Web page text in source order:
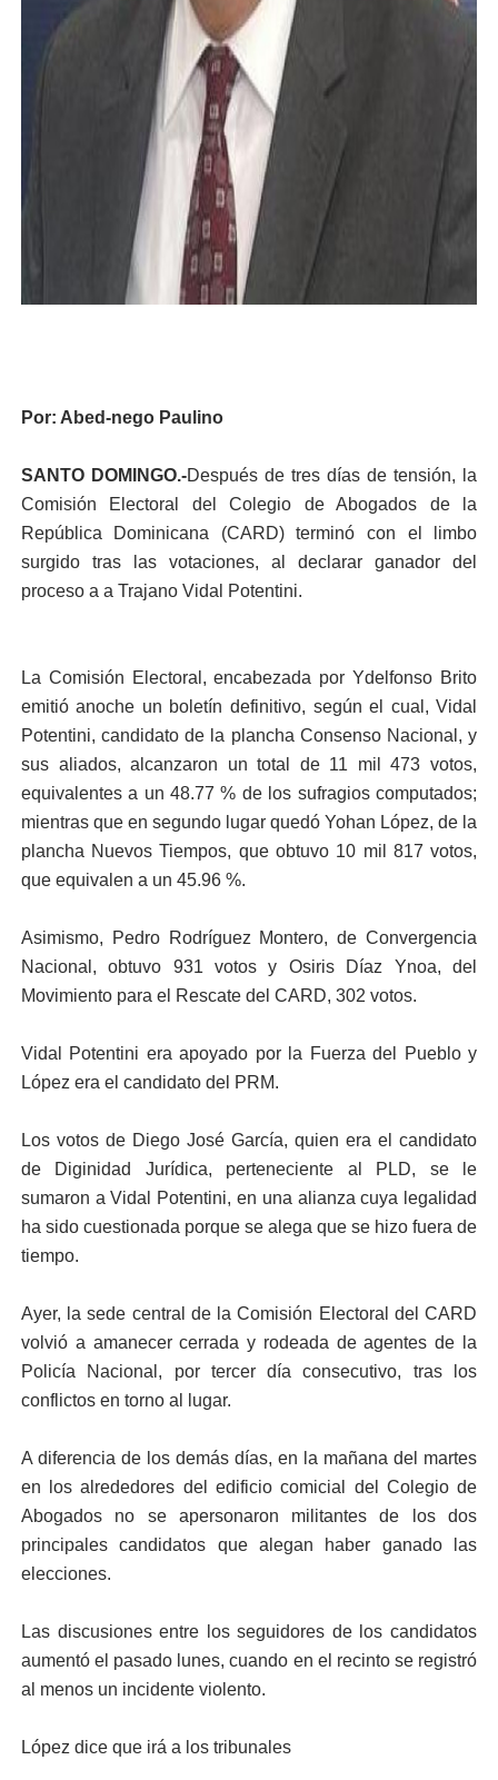
Por: Abed-nego Paulino
SANTO DOMINGO.-Después de tres días de tensión, la
Comisión Electoral del Colegio de Abogados de la
República Dominicana (CARD) terminó con el limbo
surgido tras las votaciones, al declarar ganador del
proceso a a Trajano Vidal Potentini.
La Comisión Electoral, encabezada por Ydelfonso Brito
emitió anoche un boletín definitivo, según el cual, Vidal
Potentini, candidato de la plancha Consenso Nacional, y
sus aliados, alcanzaron un total de 11 mil 473 votos,
equivalentes a un 48.77 % de los sufragios computados;
mientras que en segundo lugar quedó Yohan López, de la
plancha Nuevos Tiempos, que obtuvo 10 mil 817 votos,
que equivalen a un 45.96 %.
Asimismo, Pedro Rodríguez Montero, de Convergencia
Nacional, obtuvo 931 votos y Osiris Díaz Ynoa, del
Movimiento para el Rescate del CARD, 302 votos.
Vidal Potentini era apoyado por la Fuerza del Pueblo y
López era el candidato del PRM.
Los votos de Diego José García, quien era el candidato
de Diginidad Jurídica, perteneciente al PLD, se le
sumaron a Vidal Potentini, en una alianza cuya legalidad
ha sido cuestionada porque se alega que se hizo fuera de
tiempo.
Ayer, la sede central de la Comisión Electoral del CARD
volvió a amanecer cerrada y rodeada de agentes de la
Policía Nacional, por tercer día consecutivo, tras los
conflictos en torno al lugar.
A diferencia de los demás días, en la mañana del martes
en los alrededores del edificio comicial del Colegio de
Abogados no se apersonaron militantes de los dos
principales candidatos que alegan haber ganado las
elecciones.
Las discusiones entre los seguidores de los candidatos
aumentó el pasado lunes, cuando en el recinto se registró
al menos un incidente violento.
López dice que irá a los tribunales